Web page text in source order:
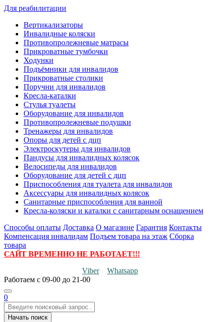
Для реабилитации
Вертикализаторы
Инвалидные коляски
Противопролежневые матрасы
Прикроватные тумбочки
Ходунки
Подъёмники для инвалидов
Прикроватные столики
Поручни для инвалидов
Кресла-каталки
Стулья туалеты
Оборудование для инвалидов
Противопролежневые подушки
Тренажеры для инвалидов
Опоры для детей с дцп
Электроскутеры для инвалидов
Пандусы для инвалидных колясок
Велосипеды для инвалидов
Оборудование для детей с дцп
Приспособления для туалета для инвалидов
Аксессуары для инвалидных колясок
Санитарные приспособления для ванной
Кресла-коляски и каталки с санитарным оснащением
Способы оплаты Доставка О магазине Гарантия Контакты
Компенсация инвалидам Подъем товара на этаж Сборка
товара
САЙТ ВРЕМЕННО НЕ РАБОТАЕТ!!!
Viber
Whatsapp
Работаем с 09-00 до 21-00
0
Начать поиск